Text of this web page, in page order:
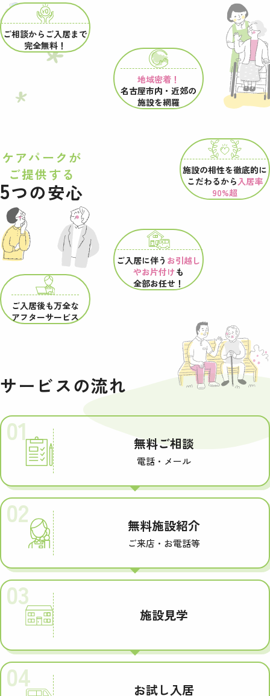
ケアパークが
ご提供する
5つの安心
ご相談からご入居まで
完全無料！
地域密着！
名古屋市内・近郊の
施設を網羅
施設の相性を徹底的に
こだわるから入居率
90%超
ご入居に伴う お引越し
やお片付けも
全部お任せ！
ご入居後も万全な
アフターサービス
サービスの流れ
01 無料ご相談
電話・メール
02 無料施設紹介
ご来店・お電話等
03
施設見学
04 お試し入居